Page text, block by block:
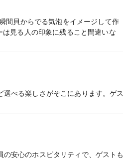
間貝からでる気泡をイメージして作
見る人の印象に残ること間違いな
べる楽しさがそこにあります。ゲス
安心のホスピタリティで、ゲストも